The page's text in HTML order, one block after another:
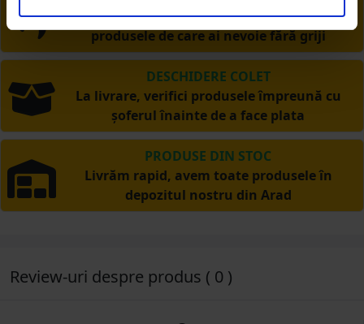
Ai posibilitate de retur în 30 zile, comandă
produsele de care ai nevoie fără griji
DESCHIDERE COLET
La livrare, verifici produsele împreună cu
șoferul înainte de a face plata
PRODUSE DIN STOC
Livrăm rapid, avem toate produsele în
depozitul nostru din Arad
Review-uri despre produs ( 0 )